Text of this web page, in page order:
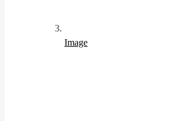
Image